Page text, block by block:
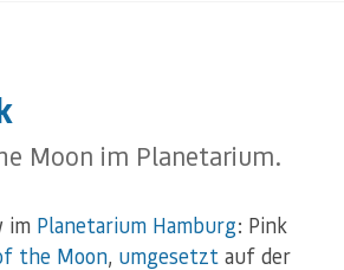
Moon im Planetarium.
im Planetarium Hamburg: Pink
the Moon, umgesetzt auf der